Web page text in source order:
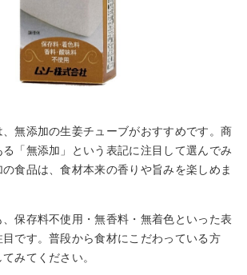
無添加の生姜チューブがおすすめです。商
「無添加」という表記に注目して選んでみ
食品は、食材本来の香りや旨みを楽しめま
保存料不使用・無香料・無着色といった表
です。普段から食材にこだわっている方
みてください。